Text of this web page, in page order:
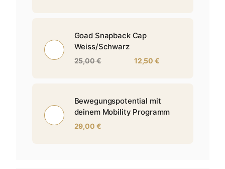
Goad Snapback Cap
Weiss/Schwarz
25,00€ 12,50€
Bewegungspotential mit
deinem Mobility Programm
29,00 €